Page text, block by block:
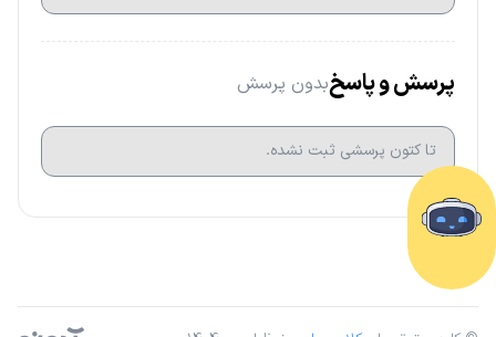
پرسش و پاسخبدون پرسش
تا کتون پرسشی ثبت نشده.